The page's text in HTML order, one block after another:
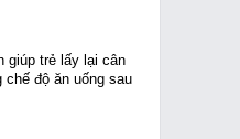
giúp trẻ lấy lại cân
chế độ ăn uống sau